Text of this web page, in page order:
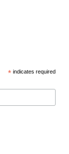
* indicates required